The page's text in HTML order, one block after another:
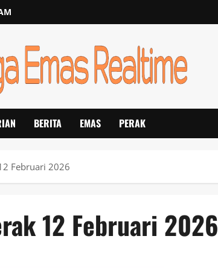
BERITA EMAS PERAK
Februari 2026
12 Februari 2026